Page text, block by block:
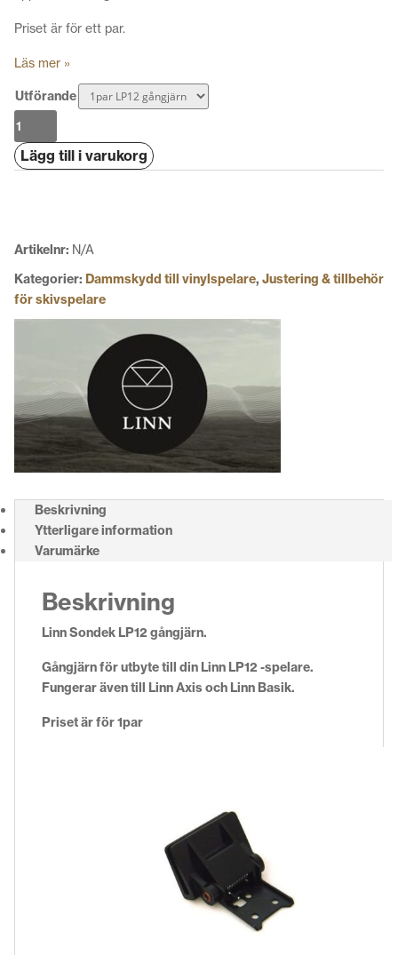
Priset är för ett par.
Läs mer »
Utförande
Linn
Sondek
LP12
Lägg till i varukorg
Artikelnr: N/A
Kategorier: Dammskydd till vinylspelare, Justering & tillbehör
för skivspelare
Beskrivning
Ytterligare information
Varumärke
Beskrivning
Linn Sondek LP12 gångjärn.
Gångjärn för utbyte till din Linn LP12 -spelare.
Fungerar även till Linn Axis och Linn Basik.
Priset är för 1par